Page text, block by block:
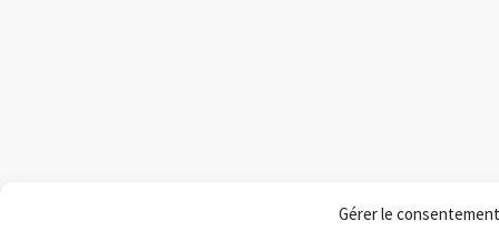
Gérer le consentement